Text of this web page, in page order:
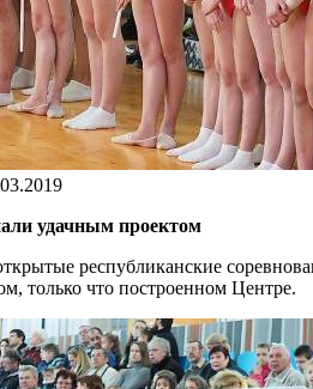
удачным проектом
республиканские
только что построенном Центре.